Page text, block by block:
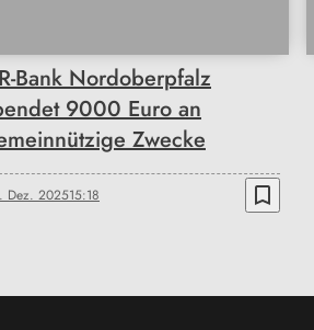
Bank Nordoberpfalz
9000 Euro an
Zwecke
Dez. 202515:18 bookmark_border